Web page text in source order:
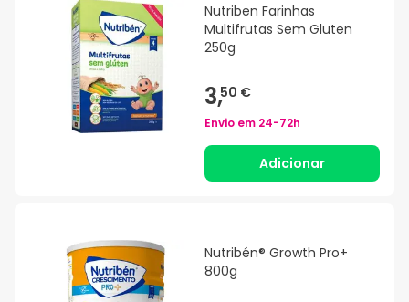
Nutriben Farinhas
Multifrutas Sem Gluten
250g
3,50 €
Envio em 24-72h
Adicionar
Nutribén® Growth Pro+
800g